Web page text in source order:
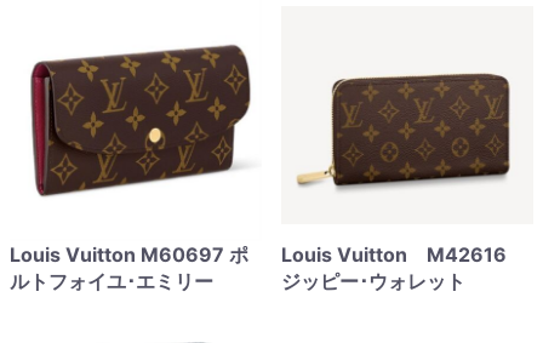
Louis Vuitton M60697 ポ
ルトフォイユ･エミリー
Louis Vuitton M42616
ジッピー･ウォレット